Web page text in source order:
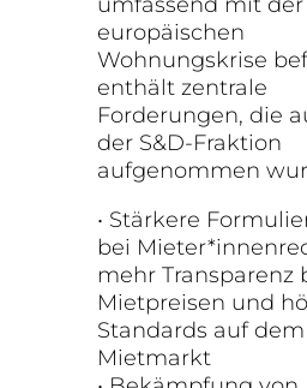
europäischen
Wohnungskrise
enthält zentrale
Forderungen, die
der S&D-Fraktion
aufgenommen
• Stärkere
bei
mehr Transparenz
Mietpreisen und
Standards auf
Mietmarkt